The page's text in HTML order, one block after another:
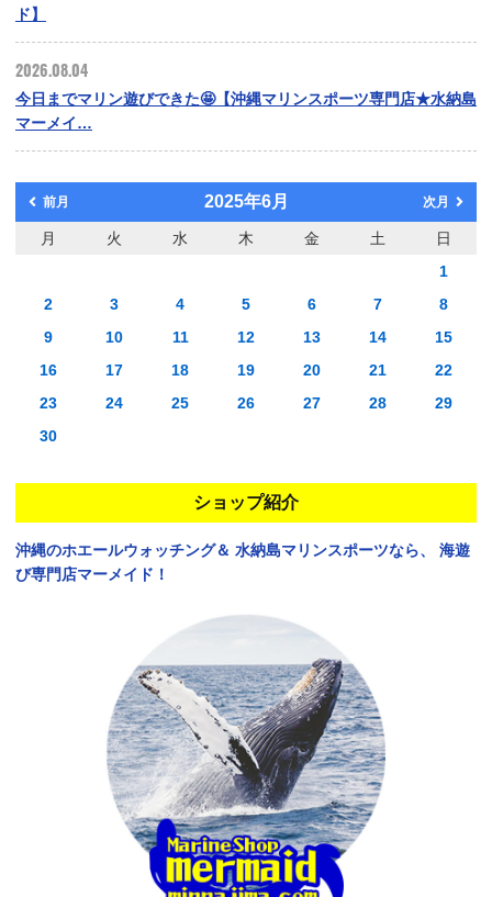
ド】
2026.08.04
今日までマリン遊びできた🤩【沖縄マリンスポーツ専門店★水納島
マーメイ…
前月 2025年6月 次月
月 火 水 木 金 土
日
1
2
3 4 5 6 7
8
9
10 11 12 13 14
15
16
17 18 19 20 21
22
23
24 25 26 27 28
29
30
ショップ紹介
沖縄のホエールウォッチング＆ 水納島マリンスポーツなら、
海遊
び専門店マーメイド！